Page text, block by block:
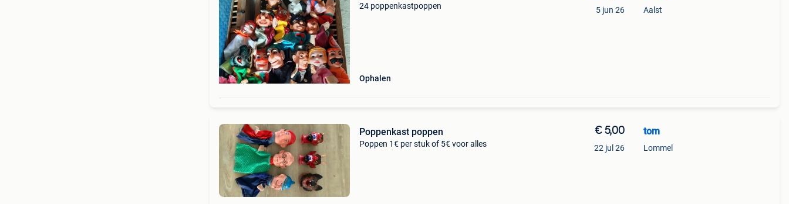
24 poppenkastpoppen
Ophalen
5 jun 26 Aalst
Poppenkast poppen
Poppen 1€ per stuk of 5€ voor alles
€ 5,00
22 jul 26
tom
Lommel